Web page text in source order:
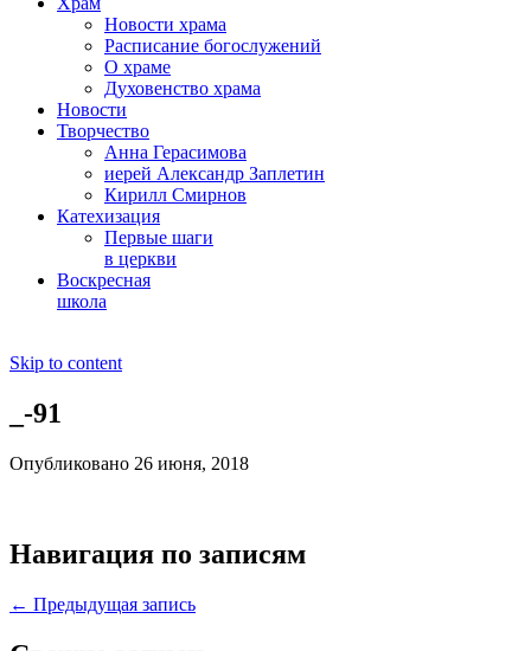
Новости храма
Расписание богослужений
О храме
Духовенство храма
Новости
Творчество
Анна Герасимова
иерей Александр Заплетин
Кирилл Смирнов
Катехизация
Первые шаги
в церкви
Воскресная
школа
Skip to content
_-91
Опубликовано 26 июня, 2018
Навигация по записям
← Предыдущая запись